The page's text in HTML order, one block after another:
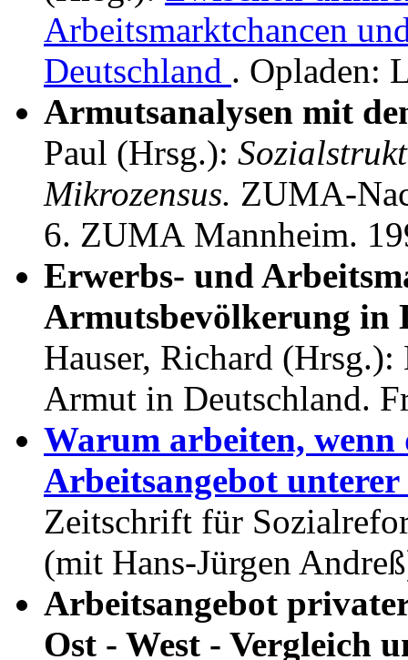
Arbeitsmarktchancen
Deutschland . Opladen:
Armutsanalysen mit
Paul (Hrsg.):
Mikrozensus. ZUMA-
6. ZUMA Mannheim.
Erwerbs- und
Armutsbevölkerung in
Hauser, Richard
Armut in Deutschland.
Warum arbeiten, wenn
Arbeitsangebot
Zeitschrift für
(mit Hans-Jürgen
Arbeitsangebot
Ost - West - Vergleich